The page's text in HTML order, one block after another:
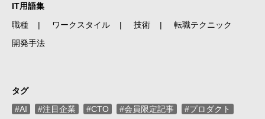
IT用語集
職種
ワークスタイル 技術
転職テクニック
開発手法
タグ
#AI
#注目企業 #CTO #会員限定記事
#プロダクト